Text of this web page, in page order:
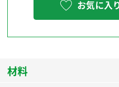
お酢を知ろう！
ぽん酢サワー
MIM（ミツカンミュ
よくあるご質問
地図から取り扱い店舗を探す
お気に入
材料